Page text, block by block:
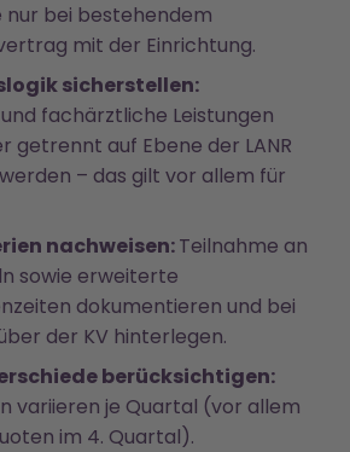
nur bei bestehendem
mit der Einrichtung.
sicherstellen:
fachärztliche Leistungen
getrennt auf Ebene der LANR
– das gilt vor allem für
nachweisen:Teilnahme an
sowie erweiterte
dokumentieren und bei
der KV hinterlegen.
berücksichtigen:
variieren je Quartal (vor allem
im 4. Quartal).